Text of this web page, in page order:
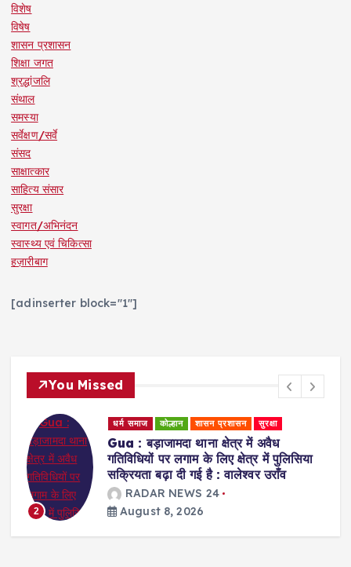
विशेष
विषेष
शासन प्रशासन
शिक्षा जगत
श्रद्धांजलि
संथाल
समस्या
सर्वेक्षण/सर्वे
संसद
साक्षात्कार
साहित्य संसार
सुरक्षा
स्वागत/अभिनंदन
स्वास्थ्य एवं चिकित्सा
हज़ारीबाग
[adinserter block="1"]
You Missed
3
धर्म समाज स्वास्थ्य एवं चिकित्सा
Ranchi : प्राकृतिक चिकित्सा के जरिए मरीजों
को स्वस्थ जीवन की राह दिखा रहीं डॉ. अरवशी
पांडे
RADAR NEWS 24
August 8, 2026